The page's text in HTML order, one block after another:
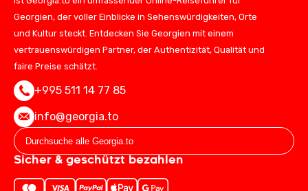
Georgien, der voller Einblicke in Sehenswürdigkeiten, Orte
und Kultur steckt. Entdecken Sie Georgien mit einem
vertrauenswürdigen Partner, der Authentizität, Qualität und
faire Preise schätzt.
+995 511 14 77 85
info@georgia.to
Sicher & geschützt bezahlen